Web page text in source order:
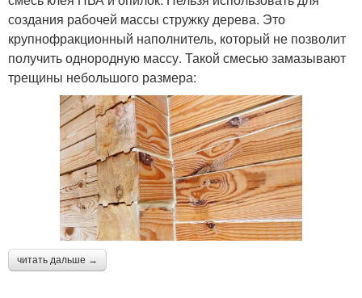
создания рабочей массы стружку дерева. Это
крупнофракционный наполнитель, который не позволит
получить однородную массу. Такой смесью замазывают
трещины небольшого размера:
читать дальше →